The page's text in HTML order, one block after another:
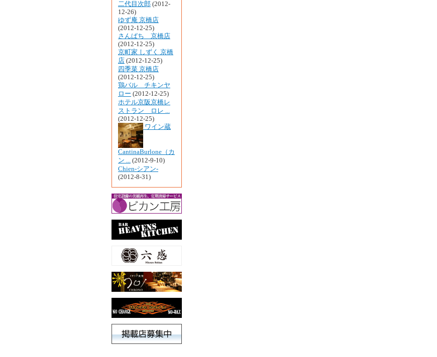
二代目次郎 (2012-
12-26)
ゆず庵 京橋店
(2012-12-25)
さんぱち 京橋店
(2012-12-25)
京町家 しずく 京橋
店 (2012-12-25)
四季菜 京橋店
(2012-12-25)
鶏バル チキンヤ
ロー (2012-12-25)
ホテル京阪京橋レ
ストラン ロレ ...
(2012-12-25)
ワイン蔵
CantinaBurlone（カ
ン ... (2012-9-10)
Chien-シアン-
(2012-8-31)